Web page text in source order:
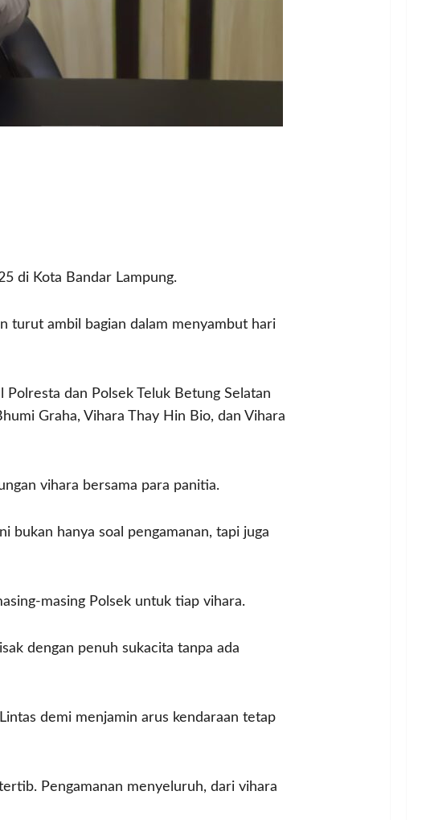
di Kota Bandar Lampung.
turut ambil bagian dalam menyambut hari
dan Polsek Teluk Betung Selatan
Graha, Vihara Thay Hin Bio, dan Vihara
vihara bersama para panitia.
bukan hanya soal pengamanan, tapi juga
masing Polsek untuk tiap vihara.
dengan penuh sukacita tanpa ada
demi menjamin arus kendaraan tetap
Pengamanan menyeluruh, dari vihara